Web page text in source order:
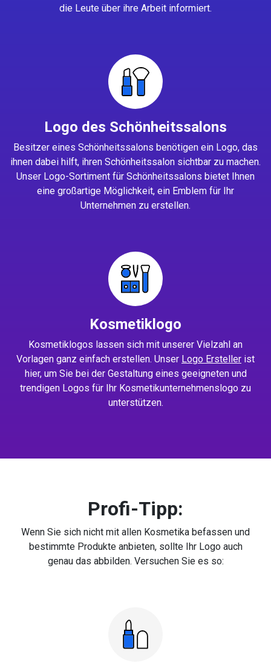
die Leute über ihre Arbeit informiert.
Logo des Schönheitssalons
Besitzer eines Schönheitssalons benötigen ein Logo, das
ihnen dabei hilft, ihren Schönheitssalon sichtbar zu machen.
Unser Logo-Sortiment für Schönheitssalons bietet Ihnen
eine großartige Möglichkeit, ein Emblem für Ihr
Unternehmen zu erstellen.
Kosmetiklogo
Kosmetiklogos lassen sich mit unserer Vielzahl an
Vorlagen ganz einfach erstellen. Unser Logo Ersteller ist
hier, um Sie bei der Gestaltung eines geeigneten und
trendigen Logos für Ihr Kosmetikunternehmenslogo zu
unterstützen.
Profi-Tipp:
Wenn Sie sich nicht mit allen Kosmetika befassen und
bestimmte Produkte anbieten, sollte Ihr Logo auch
genau das abbilden. Versuchen Sie es so: